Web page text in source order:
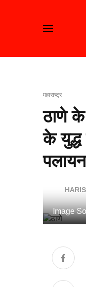
महाराष्ट्र
ठाणे के
के
Image